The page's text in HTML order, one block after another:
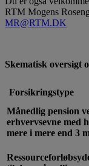
RTM Mogens
MR@RTM.DK
Skematisk oversigt
Forsikringstype
Månedlig pension
erhvervsevne med
mere i mere end 3